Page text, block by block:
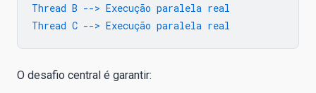
Thread B --> Execução paralela real
O desafio central é garantir: